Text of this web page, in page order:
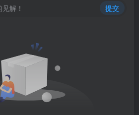
解！ 提交